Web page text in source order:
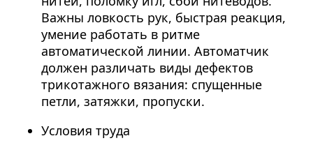
Важны ловкость рук, быстрая реакция,
умение работать в ритме
автоматической линии. Автоматчик
должен различать виды дефектов
трикотажного вязания: спущенные
петли, затяжки, пропуски.
Условия труда